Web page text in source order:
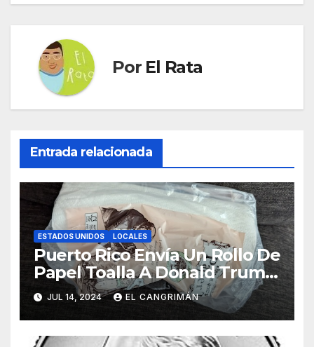
Por El Rata
Entrada relacionada
ESTADOS UNIDOS LOCALES
Puerto Rico Envía Un Rollo De
Papel Toalla A Donald Trump
Pa’ Que Use Las Hojas De
Curita
JUL 14, 2024 EL CANGRIMÁN